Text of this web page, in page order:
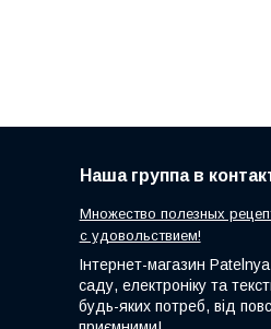
Наша группа в
Множество полезных
с удовольствием!
Інтернет-магазин
саду, електроніку та
будь-яких потреб, від